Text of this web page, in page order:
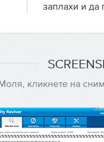
заплахи и да
кликнете на